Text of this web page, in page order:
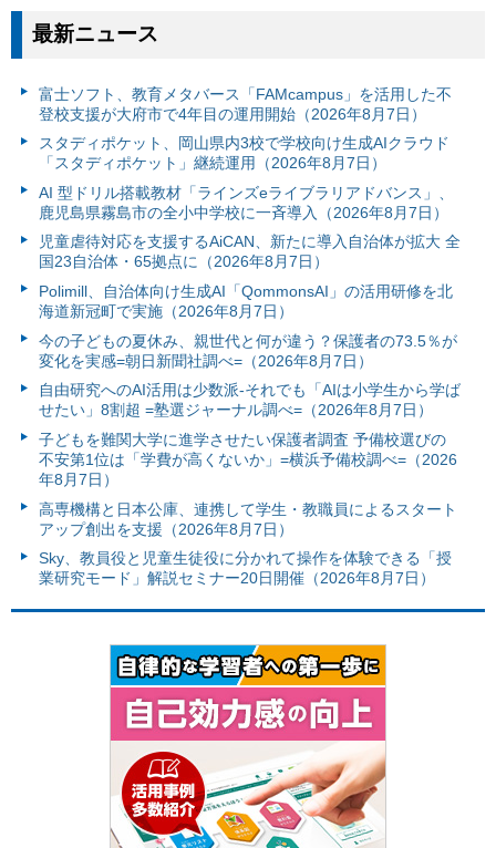
最新ニュース
富⼠ソフト、教育メタバース「FAMcampus」を活用した不
登校支援が大府市で4年目の運用開始（2026年8月7日）
スタディポケット、岡山県内3校で学校向け生成AIクラウド
「スタディポケット」継続運用（2026年8月7日）
AI 型ドリル搭載教材「ラインズeライブラリアドバンス」、
鹿児島県霧島市の全小中学校に一斉導入（2026年8月7日）
児童虐待対応を支援するAiCAN、新たに導入自治体が拡大 全
国23自治体・65拠点に（2026年8月7日）
Polimill、自治体向け生成AI「QommonsAI」の活用研修を北
海道新冠町で実施（2026年8月7日）
今の子どもの夏休み、親世代と何が違う？保護者の73.5％が
変化を実感=朝日新聞社調べ=（2026年8月7日）
自由研究へのAI活用は少数派-それでも「AIは小学生から学ば
せたい」8割超 =塾選ジャーナル調べ=（2026年8月7日）
子どもを難関大学に進学させたい保護者調査 予備校選びの
不安第1位は「学費が高くないか」=横浜予備校調べ=（2026
年8月7日）
高専機構と日本公庫、連携して学生・教職員によるスタート
アップ創出を支援（2026年8月7日）
Sky、教員役と児童生徒役に分かれて操作を体験できる「授
業研究モード」解説セミナー20日開催（2026年8月7日）